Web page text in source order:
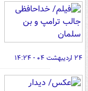
۲۴ اردیبهشت ۰۴ - ۱۴:۲۴